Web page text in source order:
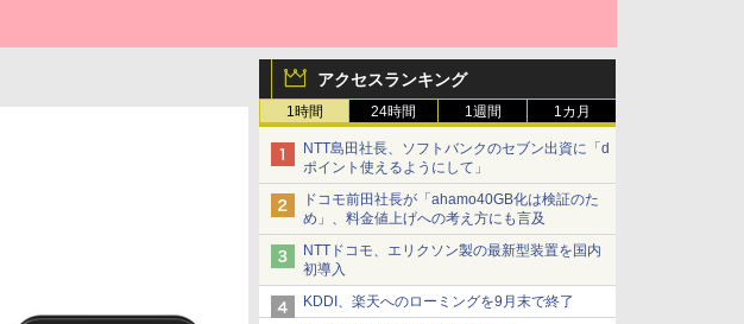
アクセスランキング
1時間 24時間 1週間 1カ月
NTT島田社長、ソフトバンクのセブン出資に「d
ポイント使えるようにして」
ドコモ前田社長が「ahamo40GB化は検証のた
め」、料金値上げへの考え方にも言及
NTTドコモ、エリクソン製の最新型装置を国内
初導入
KDDI、楽天へのローミングを9月末で終了